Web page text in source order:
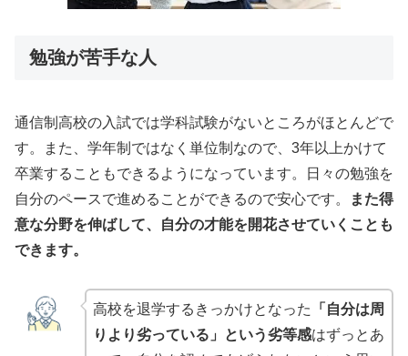
勉強が苦手な人
通信制高校の入試では学科試験がないところがほとんどで
す。また、学年制ではなく単位制なので、3年以上かけて
卒業することもできるようになっています。日々の勉強を
自分のペースで進めることができるので安心です。
また得
意な分野を伸ばして、自分の才能を開花させていくことも
できます。
高校を退学するきっかけとなった 「自分は周
りより劣っている」という劣等感はずっとあ